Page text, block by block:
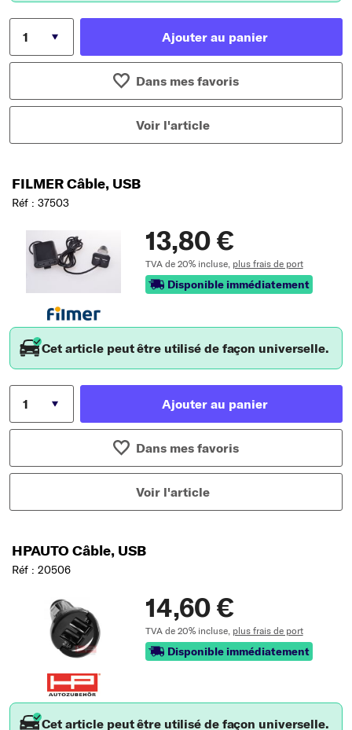
Ajouter au panier
Dans mes favoris
Voir l'article
FILMER Câble, USB
Réf : 37503
13,80 €
TVA de 20% incluse, plus frais de port
Disponible immédiatement
Cet article peut être utilisé de façon universelle.
Ajouter au panier
Dans mes favoris
Voir l'article
HPAUTO Câble, USB
Réf : 20506
14,60 €
TVA de 20% incluse, plus frais de port
Disponible immédiatement
Cet article peut être utilisé de façon universelle.